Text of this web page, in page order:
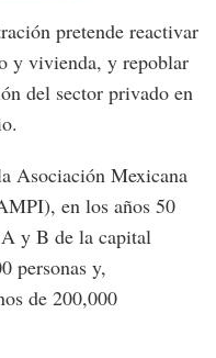
pretende reactivar
y vivienda, y repoblar
del sector privado en
Asociación Mexicana
en los años 50
y B de la capital
personas y,
de 200,000